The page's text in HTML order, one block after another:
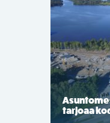
tarjoaa